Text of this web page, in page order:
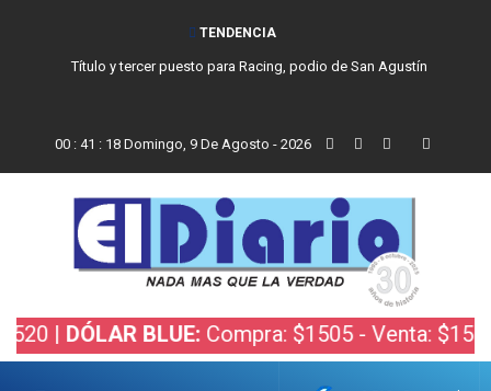
TENDENCIA
Título y tercer puesto para Racing, podio de San Agustín
00 : 41 : 18 Domingo, 9 De Agosto - 2026
DÓLAR BLUE:Compra: $1505 - Venta: $1525 |